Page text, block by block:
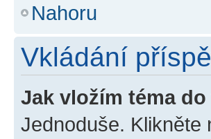
Nahoru
Vkládání
Jak vložím téma do
Jednoduše.